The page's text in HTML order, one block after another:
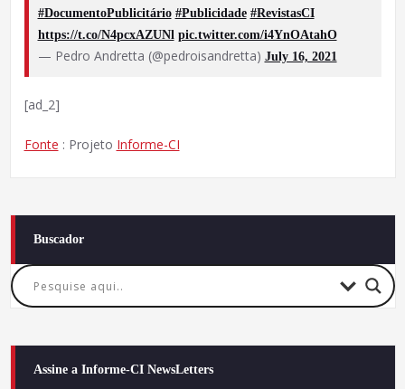
#DocumentoPublicitário #Publicidade #RevistasCI
https://t.co/N4pcxAZUNl pic.twitter.com/i4YnOAtahO
— Pedro Andretta (@pedroisandretta) July 16, 2021
[ad_2]
Fonte : Projeto Informe-CI
Buscador
Assine a Informe-CI NewsLetters